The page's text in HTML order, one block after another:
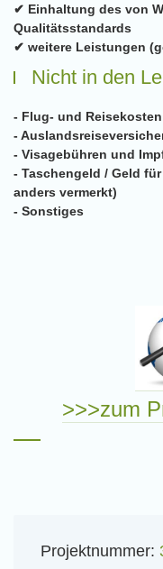
✔ Einhaltung des von
Qualitätsstandards
✔ weitere Leistungen
Nicht in den
- Flug- und Reisekosten
-
- Visagebühren und
- Taschengeld / Geld
anders vermerkt)
- Sonstiges
>>>zum
Projektnummer: